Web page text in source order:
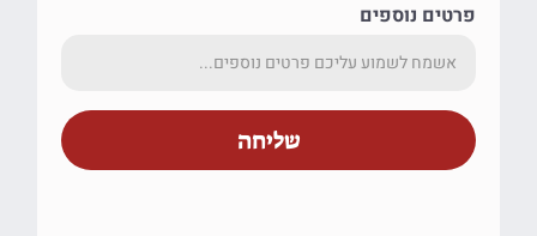
פרטים נוספים
שליחה